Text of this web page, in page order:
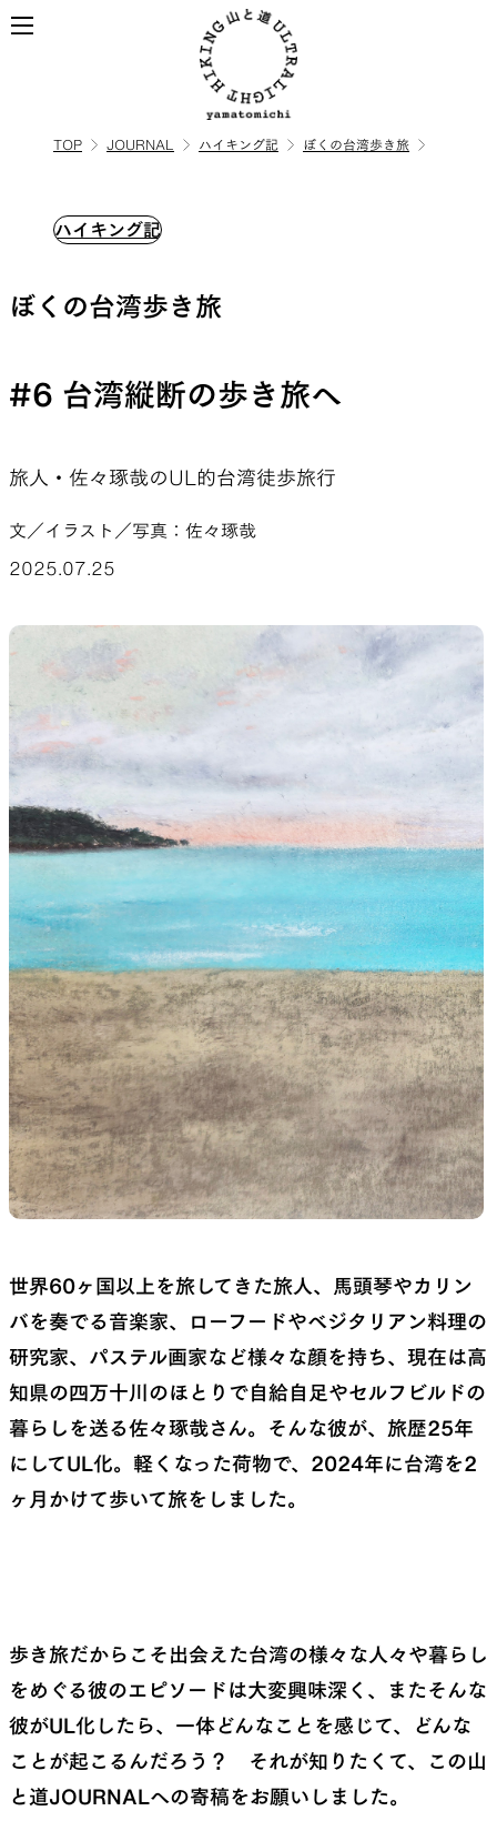
山道具として考えられたクロー
ジング
JACKETS
風や雨、寒さを防ぐシェル
HATS
ハイキングのためのヘッドウ
ALL WEATHER
どんな状況にも対応する全天候
型行動着
ACTIVE INSULATION
動いても蒸れにくい保温行動
SLEEPING PADS
最軽量のスリーピングパッド
REPAIR PARTS
補修用パッチとバックパック
パーツ
機能を拡張する道具
製品ロスをなくすための特別
売
TOP JOURNAL ハイキング記 ぼくの台湾歩き旅
ハイキング記
ぼくの台湾歩き旅
#6 台湾縦断の歩き旅へ
旅人・佐々琢哉のUL的台湾徒歩旅行
文／イラスト／写真：佐々琢哉
2025.07.25
世界60ヶ国以上を旅してきた旅人、馬頭琴やカリン
バを奏でる音楽家、ローフードやベジタリアン料理の
研究家、パステル画家など様々な顔を持ち、現在は高
知県の四万十川のほとりで自給自足やセルフビルドの
暮らしを送る佐々琢哉さん。そんな彼が、旅歴25年
にしてUL化。軽くなった荷物で、2024年に台湾を2
ヶ月かけて歩いて旅をしました。
歩き旅だからこそ出会えた台湾の様々な人々や暮らし
をめぐる彼のエピソードは大変興味深く、またそんな
彼がUL化したら、一体どんなことを感じて、どんな
ことが起こるんだろう？ それが知りたくて、この山
と道JOURNALへの寄稿をお願いしました。